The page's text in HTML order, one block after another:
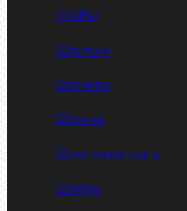
Шайбы
Шпильки
Шплинты
Шпонки
Шпоночная сталь
Штифты